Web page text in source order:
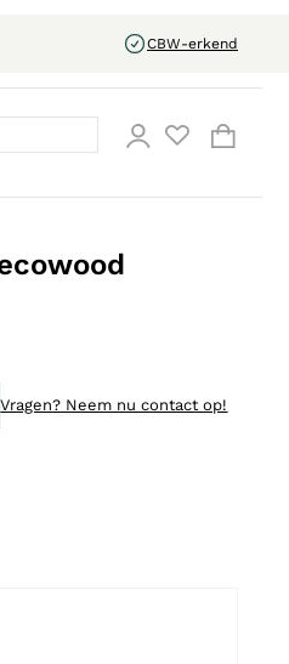
CBW-erkend
Vragen? Neem nu contact op!